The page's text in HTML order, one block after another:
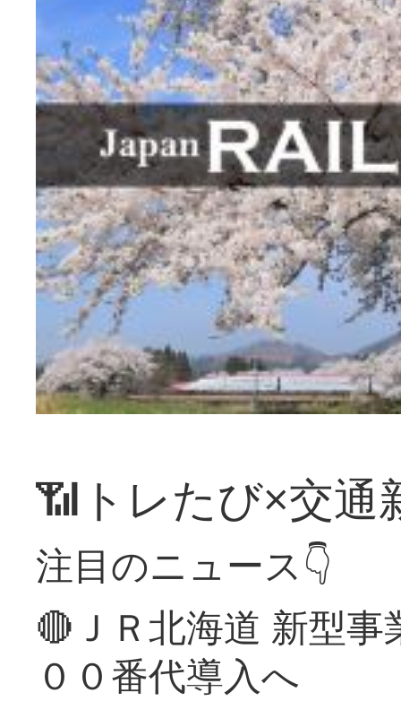
📶トレたび×交通
注目のニュース👇
🔴ＪＲ北海道 新型
００番代導入へ